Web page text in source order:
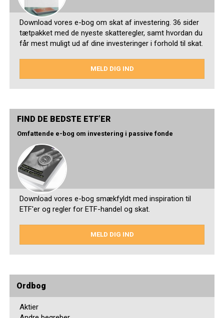
Download vores e-bog om skat af investering. 36 sider
tætpakket med de nyeste skatteregler, samt hvordan du
får mest muligt ud af dine investeringer i forhold til skat.
MELD DIG IND
FIND DE BEDSTE ETF’ER
Omfattende e-bog om investering i passive fonde
Download vores e-bog smækfyldt med inspiration til
ETF'er og regler for ETF-handel og skat.
MELD DIG IND
Ordbog
Aktier